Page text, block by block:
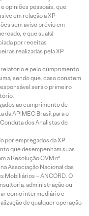
opiniões pessoais, que
em relação à XP
sem aviso prévio em
e que sua(s)
por receitas
realizadas pela XP
e pelo cumprimento
sendo que, caso constem
será o primeiro
ao cumprimento de
da APIMEC Brasil para o
dos Analistas de
por empregados da XP
que desempenham suas
a Resolução CVM nº
Associação Nacional das
Mobiliários – ANCORD. O
administração ou
como intermediário e
de qualquer operação